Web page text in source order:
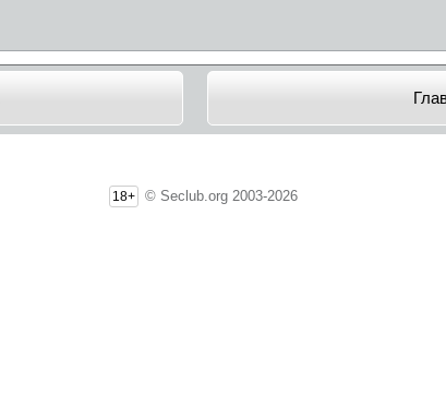
18+ © Seclub.org 2003-2026